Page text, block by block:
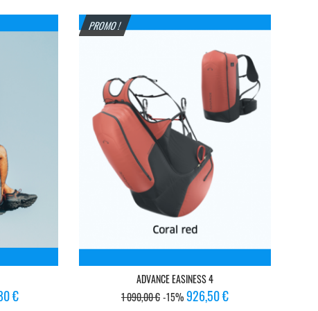
base
€
PROMO !
ADVANCE EASINESS 4
Prix
1 090,00 €-15%Prix
926,50 €